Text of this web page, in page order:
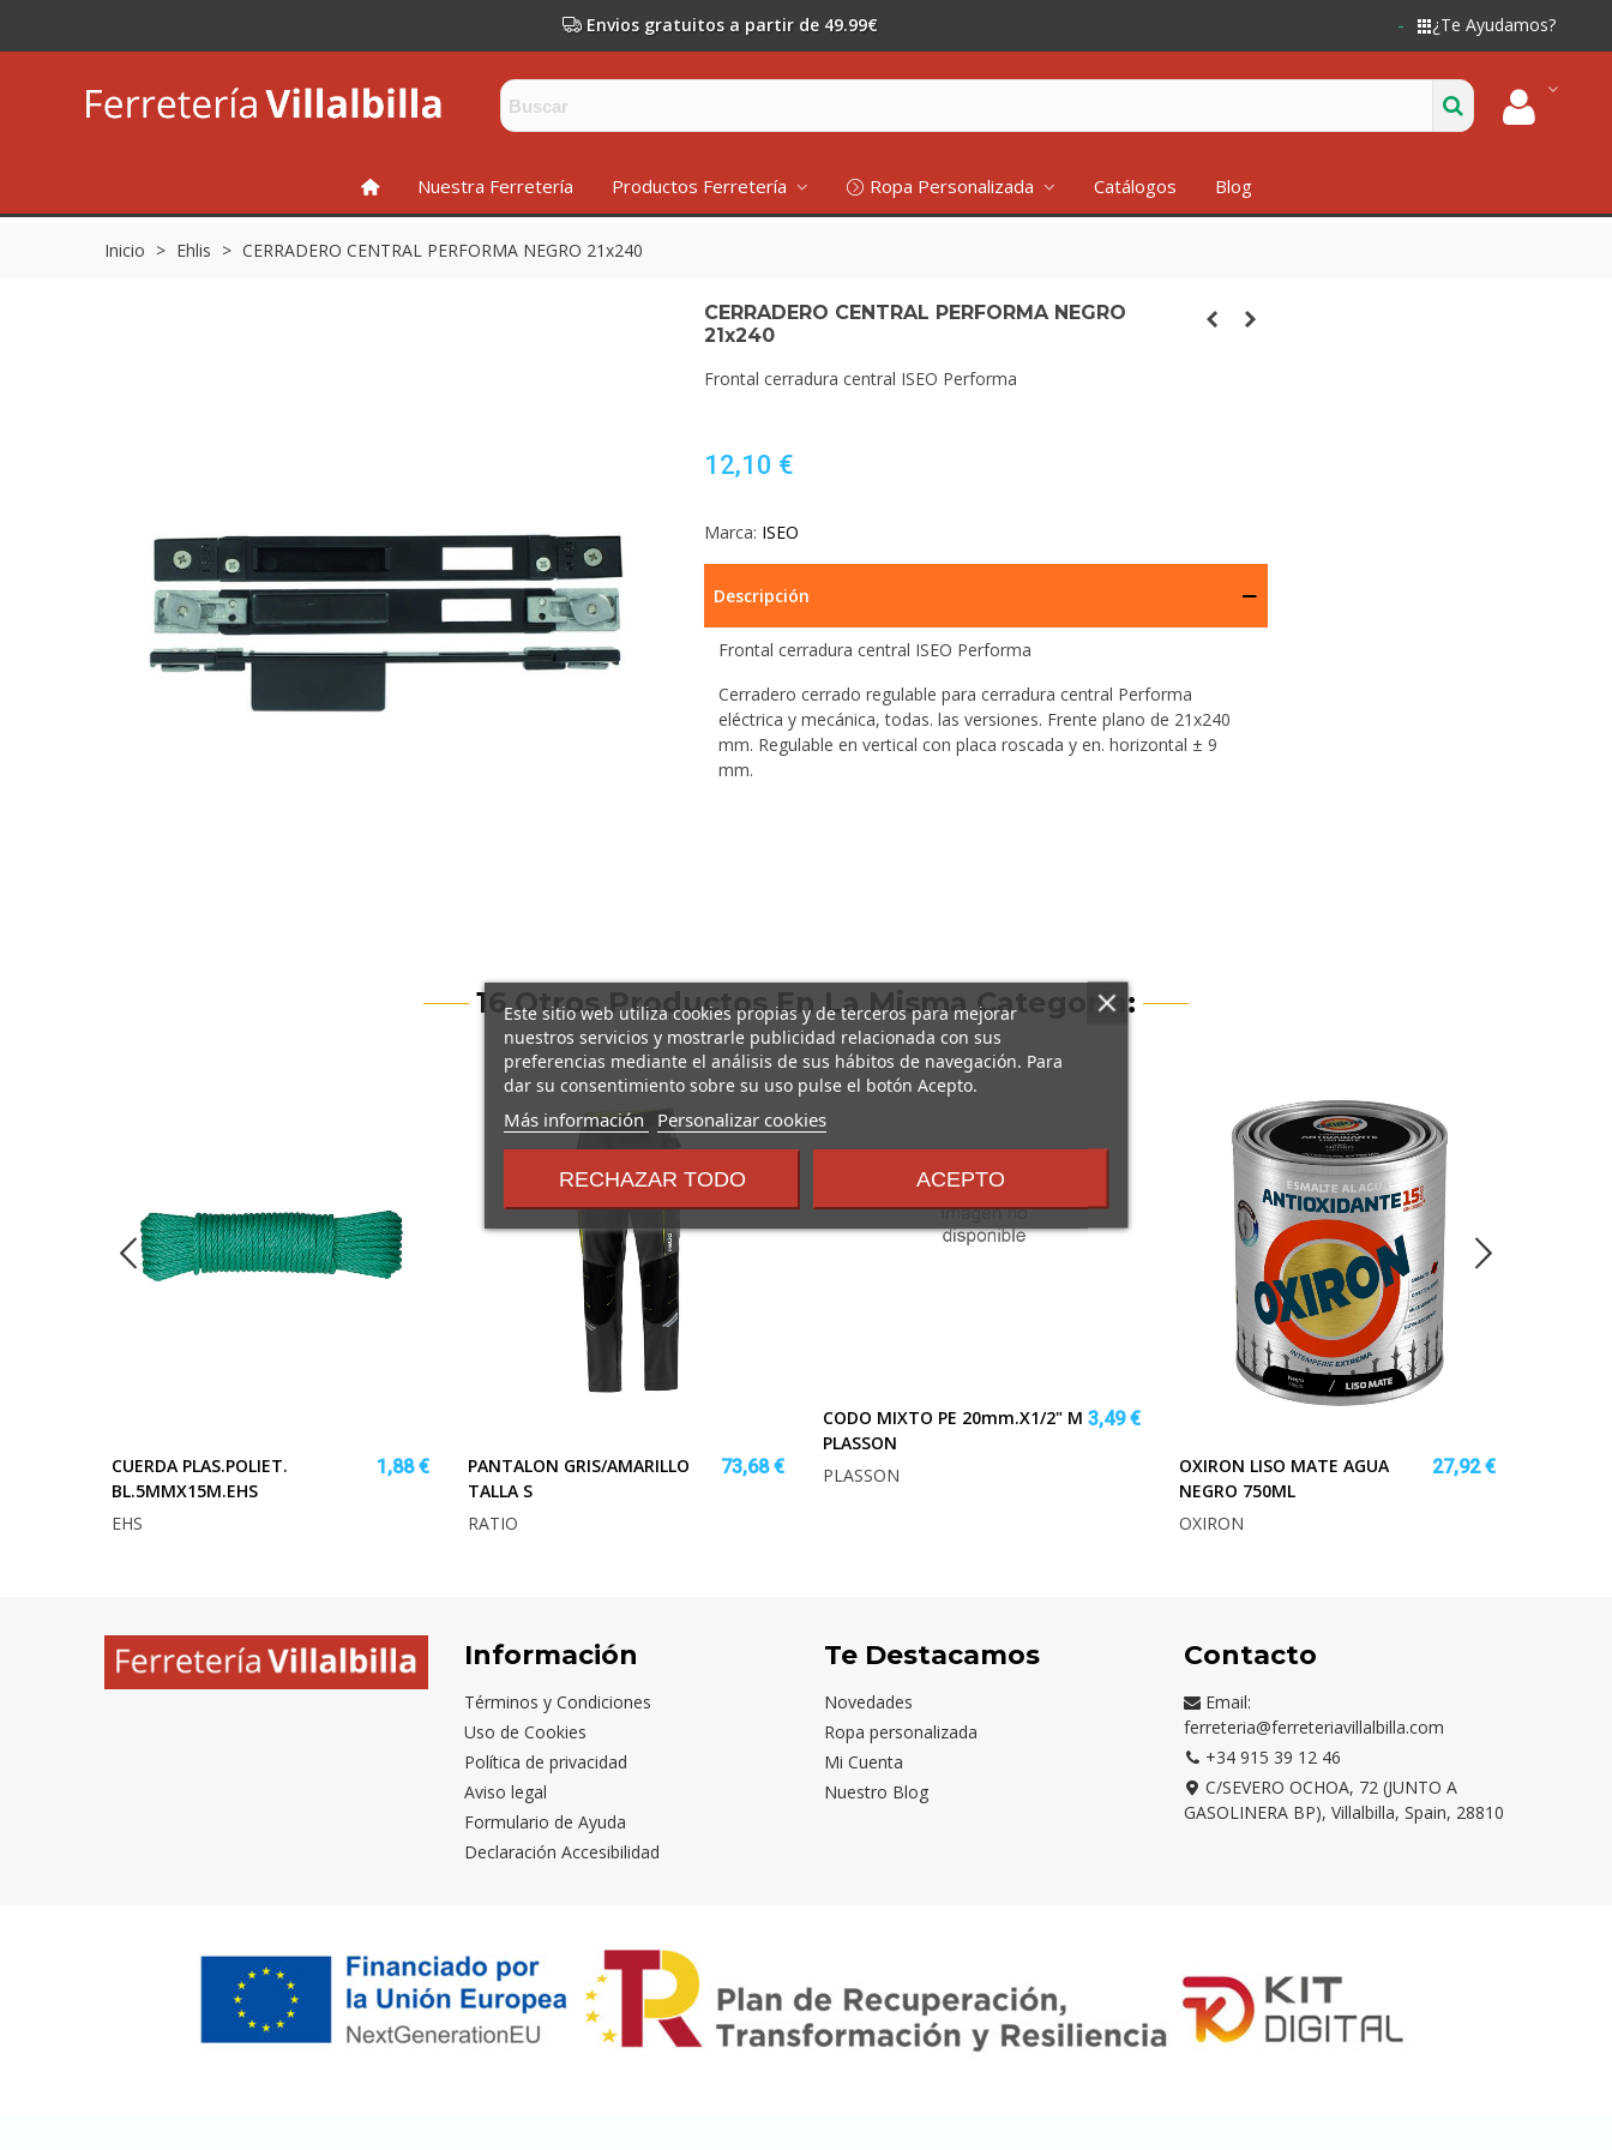
Envios gratuitos a partir de 49.99€ ¿Te Ayudamos?
INICIONuestra Ferretería Productos Ferretería Ropa Personalizada Catálogos Blog
Inicio > Ehlis > CERRADERO CENTRAL PERFORMA NEGRO 21x240
CERRADERO CENTRAL PERFORMA NEGRO
21x240
Frontal cerradura central ISEO Performa
12,10 €
Marca: ISEO
Descripción
Frontal cerradura central ISEO Performa
Cerradero cerrado regulable para cerradura central Performa
eléctrica y mecánica, todas. las versiones. Frente plano de 21x240
mm. Regulable en vertical con placa roscada y en. horizontal ± 9
mm.
16 Otros Productos En La Misma Categoría:
CUERDA PLAS.POLIET.
BL.5MMX15M.EHS
1,88 €
EHS
PANTALON GRIS/AMARILLO
TALLA S
73,68 €
RATIO
CODO MIXTO PE 20mm.x1/2" M
PLASSON
3,49 €
PLASSON
OXIRON LISO MATE AGUA
NEGRO 750ML
27,92 €
OXIRON
Información
Términos y Condiciones
Uso de Cookies
Política de privacidad
Aviso legal
Formulario de Ayuda
Declaración Accesibilidad
Te Destacamos
Novedades
Ropa personalizada
Mi Cuenta
Nuestro Blog
Contacto
Email:
ferreteria@ferreteriavillalbilla.com
+34 915 39 12 46
C/SEVERO OCHOA, 72 (JUNTO A
GASOLINERA BP), Villalbilla, Spain, 28810
Este sitio web utiliza cookies propias y de terceros para mejorar
nuestros servicios y mostrarle publicidad relacionada con sus
preferencias mediante el análisis de sus hábitos de navegación. Para
dar su consentimiento sobre su uso pulse el botón Acepto.
Más informaciónsobre
y
condiciones
Personalizar cookies
RECHAZAR TODO ACEPTO